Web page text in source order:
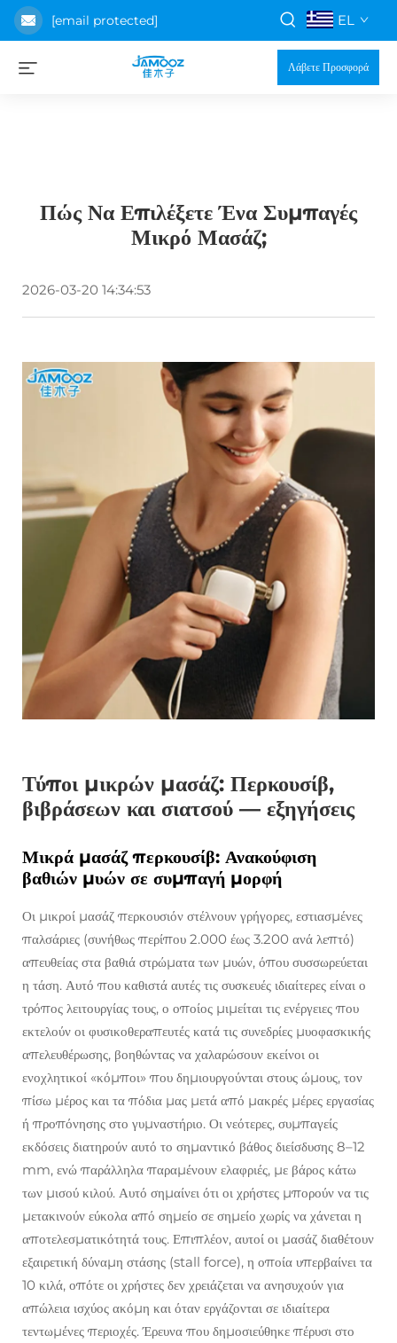
[email protected] EL
Λάβετε Προσφορά
Πώς Να Επιλέξετε Ένα Συμπαγές
Μικρό Μασάζ;
2026-03-20 14:34:53
Τύποι μικρών μασάζ: Περκουσίβ,
βιβράσεων και σιατσού — εξηγήσεις
Μικρά μασάζ περκουσίβ: Ανακούφιση
βαθιών μυών σε συμπαγή μορφή
Οι μικροί μασάζ περκουσιόν στέλνουν γρήγορες, εστιασμένες
παλσάριες (συνήθως περίπου 2.000 έως 3.200 ανά λεπτό)
απευθείας στα βαθιά στρώματα των μυών, όπου συσσωρεύεται
η τάση. Αυτό που καθιστά αυτές τις συσκευές ιδιαίτερες είναι ο
τρόπος λειτουργίας τους, ο οποίος μιμείται τις ενέργειες που
εκτελούν οι φυσικοθεραπευτές κατά τις συνεδρίες μυοφασκικής
απελευθέρωσης, βοηθώντας να χαλαρώσουν εκείνοι οι
ενοχλητικοί «κόμποι» που δημιουργούνται στους ώμους, τον
πίσω μέρος και τα πόδια μας μετά από μακρές μέρες εργασίας
ή προπόνησης στο γυμναστήριο. Οι νεότερες, συμπαγείς
εκδόσεις διατηρούν αυτό το σημαντικό βάθος διείσδυσης 8–12
mm, ενώ παράλληλα παραμένουν ελαφριές, με βάρος κάτω
των μισού κιλού. Αυτό σημαίνει ότι οι χρήστες μπορούν να τις
μετακινούν εύκολα από σημείο σε σημείο χωρίς να χάνεται η
αποτελεσματικότητά τους. Επιπλέον, αυτοί οι μασάζ διαθέτουν
εξαιρετική δύναμη στάσης (stall force), η οποία υπερβαίνει τα
10 κιλά, οπότε οι χρήστες δεν χρειάζεται να ανησυχούν για
απώλεια ισχύος ακόμη και όταν εργάζονται σε ιδιαίτερα
τεντωμένες περιοχές. Έρευνα που δημοσιεύθηκε πέρυσι στο